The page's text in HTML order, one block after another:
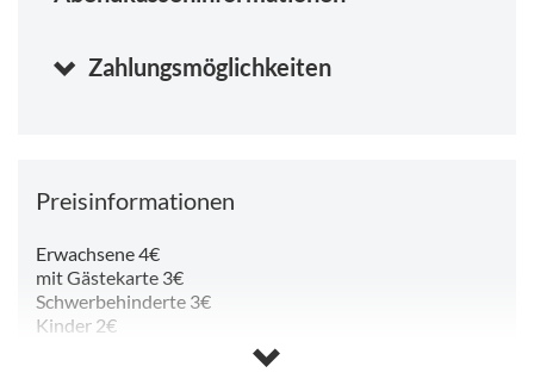
Zahlungsmöglichkeiten
Preisinformationen
Erwachsene 4€
mit Gästekarte 3€
Schwerbehinderte 3€
Kinder 2€
Gruppen ab 15 Personen 2€
Museumsführungen auf Bestellung 30€